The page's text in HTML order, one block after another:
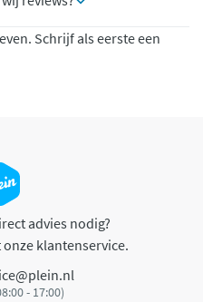
Schrijf als eerste een
advies nodig?
klantenservice.
- 17:00)